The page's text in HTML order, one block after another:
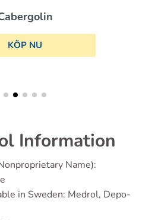
KÖP NU
Information
Name):
in Sweden: Medrol, Depo-